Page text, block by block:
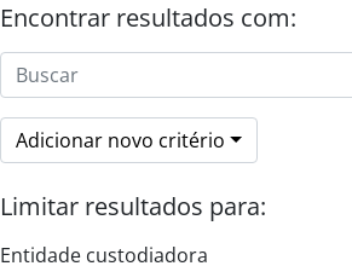
Encontrar resultados com:
Adicionar novo critério
Limitar resultados para:
Entidade custodiadora